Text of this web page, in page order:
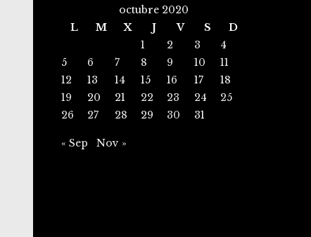
octubre 2020
L
M X J V S
D
1
2 3
4
5
6 7 8 9 10
11
12
13 14 15 16 17
18
19
20 21 22 23 24
25
26
27 28 29 30 31
« Sep Nov »